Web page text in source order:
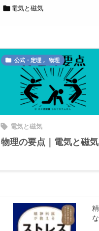
電気と磁気
 公式・定理 , 物理
 電気と磁気
物理の要点｜電気と磁気